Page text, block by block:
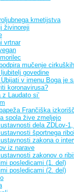
kmetijstva
živinoreji
vrtnar
mučenje
govedine
v imenu Boga je
koronavirusa?
Laudato si’
Frančiška
spola žive zmeljejo
dela ZDLov-
športnega
zakona o
iz narave
zakonov o
posledicami (1. del)
posledicami (2. del)